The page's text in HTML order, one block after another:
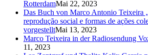
RotterdamMai 22, 2023
Das Buch von Marco Antonio Teixeira
reprodução social e formas de ações
vorgestelltMai 13, 2023
Marco Teixeira in der Radiosendung
11, 2023